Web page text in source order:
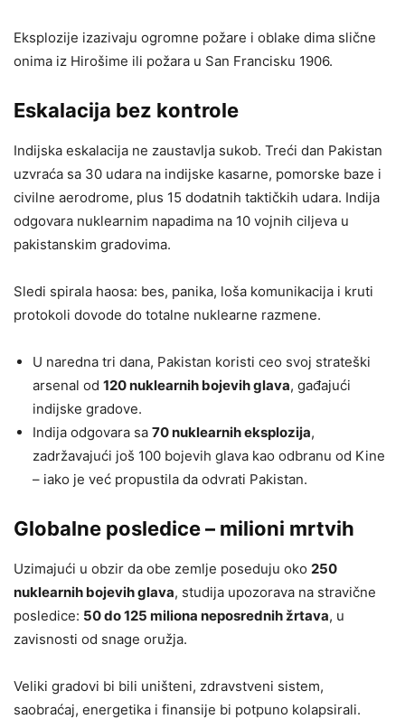
Eksplozije izazivaju ogromne požare i oblake dima slične
onima iz Hirošime ili požara u San Francisku 1906.
Eskalacija bez kontrole
Indijska eskalacija ne zaustavlja sukob. Treći dan Pakistan
uzvraća sa 30 udara na indijske kasarne, pomorske baze i
civilne aerodrome, plus 15 dodatnih taktičkih udara. Indija
odgovara nuklearnim napadima na 10 vojnih ciljeva u
pakistanskim gradovima.
Sledi spirala haosa: bes, panika, loša komunikacija i kruti
protokoli dovode do totalne nuklearne razmene.
U naredna tri dana, Pakistan koristi ceo svoj strateški
arsenal od 120 nuklearnih bojevih glava, gađajući
indijske gradove.
Indija odgovara sa 70 nuklearnih eksplozija,
zadržavajući još 100 bojevih glava kao odbranu od Kine
– iako je već propustila da odvrati Pakistan.
Globalne posledice – milioni mrtvih
Uzimajući u obzir da obe zemlje poseduju oko 250
nuklearnih bojevih glava, studija upozorava na stravične
posledice: 50 do 125 miliona neposrednih žrtava, u
zavisnosti od snage oružja.
Veliki gradovi bi bili uništeni, zdravstveni sistem,
saobraćaj, energetika i finansije bi potpuno kolapsirali.